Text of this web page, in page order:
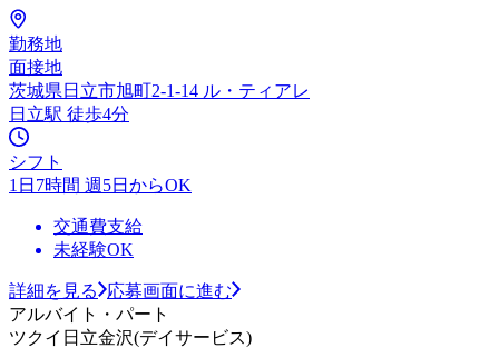
勤務地
面接地
茨城県日立市旭町2-1-14 ル・ティアレ
日立駅 徒歩4分
シフト
1日7時間 週5日からOK
交通費支給
未経験OK
詳細を見る
応募画面に進む
アルバイト・パート
ツクイ日立金沢(デイサービス)